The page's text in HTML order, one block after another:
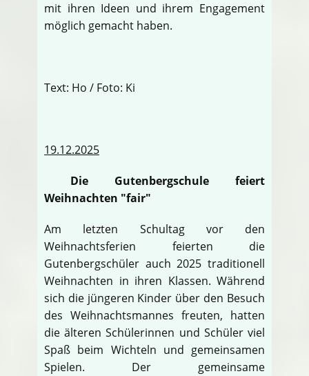
mit ihren Ideen und ihrem Engagement
möglich gemacht haben.
Text: Ho / Foto: Ki
19.12.2025
Die Gutenbergschule feiert
Weihnachten "fair"
Am letzten Schultag vor den
Weihnachtsferien feierten die
Gutenbergschüler auch 2025 traditionell
Weihnachten in ihren Klassen. Während
sich die jüngeren Kinder über den Besuch
des Weihnachtsmannes freuten, hatten
die älteren Schülerinnen und Schüler viel
Spaß beim Wichteln und gemeinsamen
Spielen. Der gemeinsame